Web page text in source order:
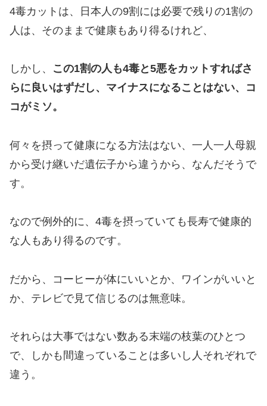
4毒カットは、日本人の9割には必要で残りの1割の
人は、そのままで健康もあり得るけれど、
しかし、 この1割の人も4毒と5悪をカットすればさ
らに良いはずだし、マイナスになることはない、コ
コがミソ。
何々を摂って健康になる方法はない、一人一人母親
から受け継いだ遺伝子から違うから、なんだそうで
す。
なので例外的に、4毒を摂っていても長寿で健康的
な人もあり得るのです。
だから、コーヒーが体にいいとか、ワインがいいと
か、テレビで見て信じるのは無意味。
それらは大事ではない数ある末端の枝葉のひとつ
で、しかも間違っていることは多いし人それぞれで
違う。